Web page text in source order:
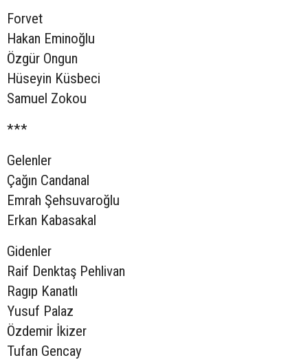
Forvet
Hakan Eminoğlu
Özgür Ongun
Hüseyin Küsbeci
Samuel Zokou
***
Gelenler
Çağın Candanal
Emrah Şehsuvaroğlu
Erkan Kabasakal
Gidenler
Raif Denktaş Pehlivan
Ragıp Kanatlı
Yusuf Palaz
Özdemir İkizer
Tufan Gencay